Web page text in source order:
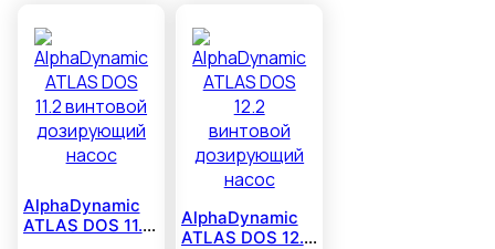
AlphaDynamic
ATLAS DOS 11.2
AlphaDynamic
ATLAS DOS 12.2